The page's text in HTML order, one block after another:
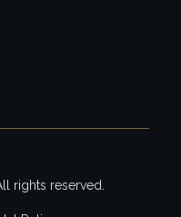
rights reserved.